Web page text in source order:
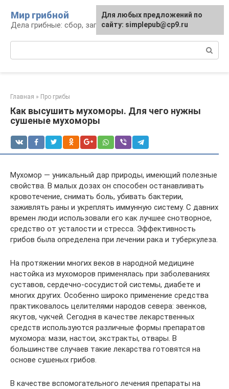
контенту
Мир грибной
Дела грибные: сбор, заготовка, рецепты
Главная » Про грибы
Как высушить мухоморы. Для чего нужны
сушеные мухоморы
Мухомор — уникальный дар природы, имеющий полезные
свойства. В малых дозах он способен останавливать
кровотечение, снимать боль, убивать бактерии,
заживлять раны и укреплять иммунную систему. С давних
времен люди использовали его как лучшее снотворное,
средство от усталости и стресса. Эффективность
грибов была определена при лечении рака и туберкулеза.
На протяжении многих веков в народной медицине
настойка из мухоморов применялась при заболеваниях
суставов, сердечно-сосудистой системы, диабете и
многих других. Особенно широко применение средства
практиковалось целителями народов севера: эвенков,
якутов, чукчей. Сегодня в качестве лекарственных
средств используются различные формы препаратов
мухомора: мази, настои, экстракты, отвары. В
большинстве случаев такие лекарства готовятся на
основе сушеных грибов.
В качестве вспомогательного лечения препараты на
Для любых предложений по
сайту: simplepub@cp9.ru